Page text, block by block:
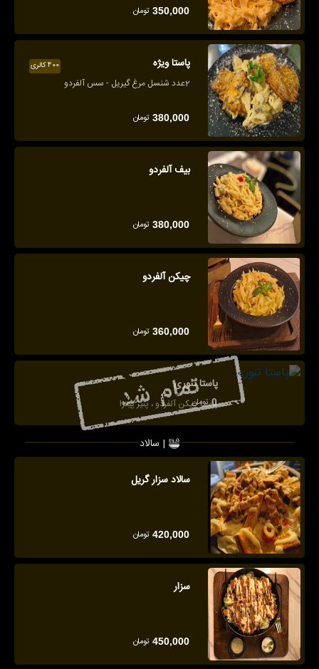
350,000 تومان
400 کالری پاستا ویژه
2عدد شنسل مرغ گیریل - سس آلفردو
380,000 تومان
بیف آلفردو
380,000 تومان
چیکن آلفردو
360,000 تومان
پاستا تنوری
پاستا چیکن آلفردو ، پنیر پیتزا
0 تومان
سالاد |
سالاد سزار گریل
420,000 تومان
سزار
450,000 تومان